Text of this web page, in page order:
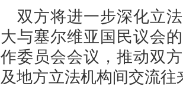
双方将进一步深化立
大与塞尔维亚国民议会
作委员会会议，推动双
及地方立法机构间交流往